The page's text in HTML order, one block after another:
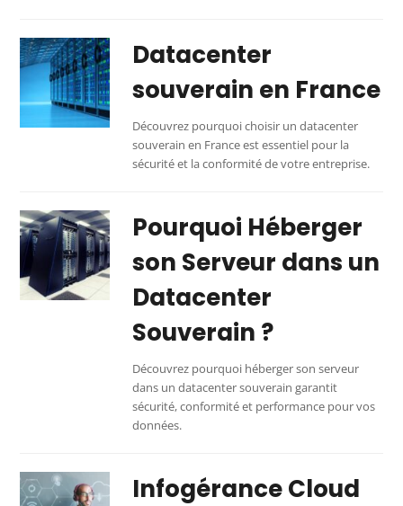
Datacenter
souverain en France
Découvrez pourquoi choisir un datacenter
souverain en France est essentiel pour la
sécurité et la conformité de votre entreprise.
Pourquoi Héberger
son Serveur dans un
Datacenter
Souverain ?
Découvrez pourquoi héberger son serveur
dans un datacenter souverain garantit
sécurité, conformité et performance pour vos
données.
Infogérance Cloud